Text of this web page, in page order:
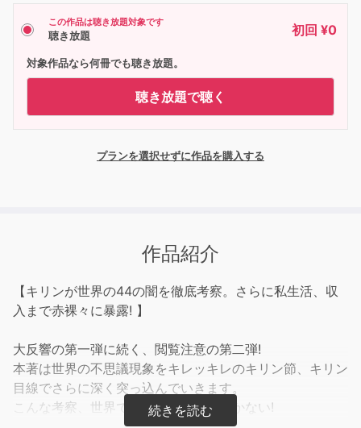
この作品は聴き放題対象です
聴き放題 初回 ¥0
対象作品なら何冊でも聴き放題。
聴き放題で聴く
プランを選択せずに作品を購入する
作品紹介
【キリンが世界の44の闇を徹底考察。さらに私生活、収
入まで赤裸々に暴露! 】
大反響の第一弾に続く、閲覧注意の第二弾!
本著は世界の不思議現象をキレッキレのキリン節、キリン
目線でさらに深く突っ込んでいきます。
こんな考察、世界でキリンしか思いつかない!